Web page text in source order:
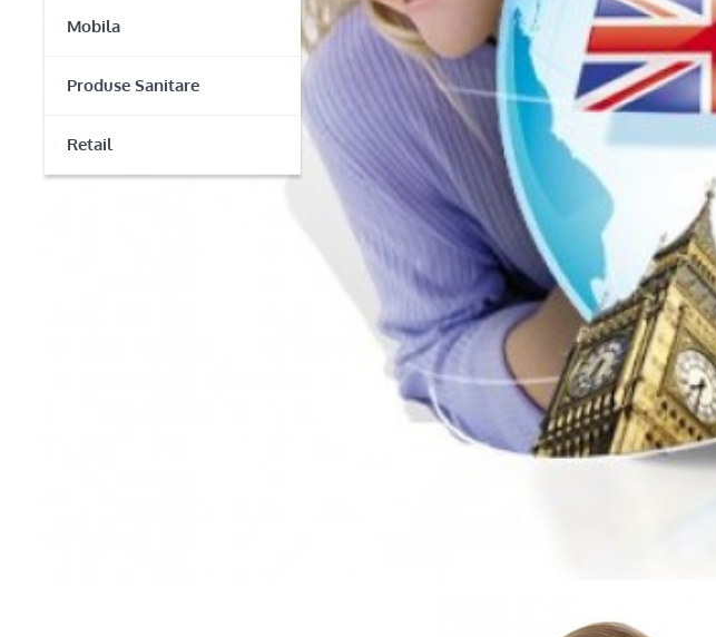
Mobila
Produse Sanitare
Retail